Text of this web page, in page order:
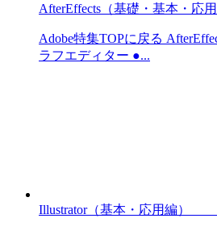
AfterEffects（基礎・基
Adobe特集TOPに戻る
ラフエディター ●...
Illustrator（基本・